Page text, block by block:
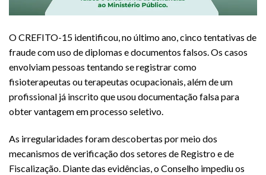
O CREFITO-15 identificou, no último ano, cinco tentativas de
fraude com uso de diplomas e documentos falsos. Os casos
envolviam pessoas tentando se registrar como
fisioterapeutas ou terapeutas ocupacionais, além de um
profissional já inscrito que usou documentação falsa para
obter vantagem em processo seletivo.
As irregularidades foram descobertas por meio dos
mecanismos de verificação dos setores de Registro e de
Fiscalização. Diante das evidências, o Conselho impediu os